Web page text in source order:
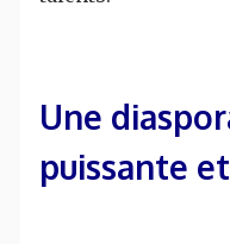
Une
puissante